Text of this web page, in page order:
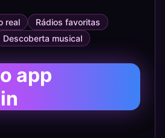
real
Rádios favoritas
Descoberta musical
app